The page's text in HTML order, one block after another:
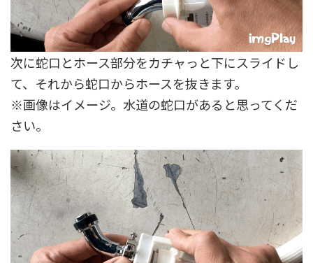
次に蛇口とホース部分をカチャっと下にスライドし
て、それから蛇口からホースを抜きます。
※画像はイメージ。水道の蛇口があると思ってくだ
さい。